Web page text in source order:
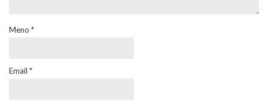
Meno *
Email *